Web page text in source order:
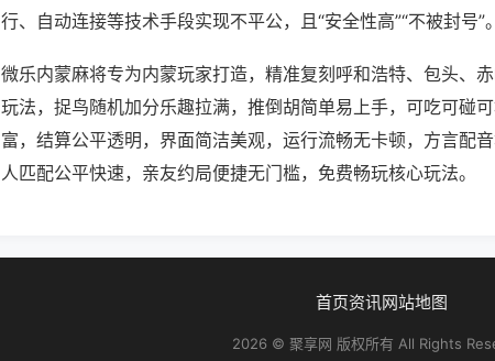
行、自动连接等技术手段实现不平公，且“安全性高”“不被封号”。
微乐内蒙麻将专为内蒙玩家打造，精准复刻呼和浩特、包头、
玩法，捉鸟随机加分乐趣拉满，推倒胡简单易上手，可吃可碰
富，结算公平透明，界面简洁美观，运行流畅无卡顿，方言配
人匹配公平快速，亲友约局便捷无门槛，免费畅玩核心玩法。
首页资讯网站地图
2026 © 聚享网 版权所有 All Rights